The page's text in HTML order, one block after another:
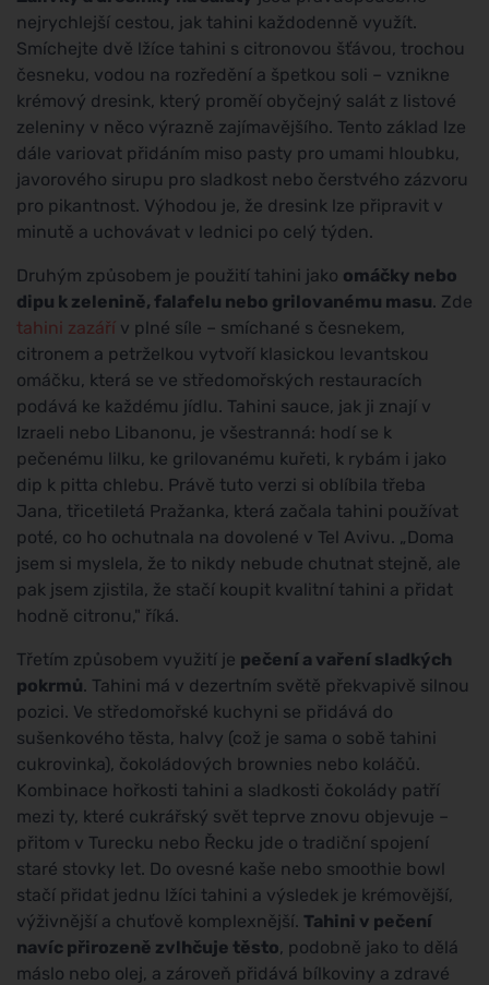
nejrychlejší cestou, jak tahini každodenně využít.
Smíchejte dvě lžíce tahini s citronovou šťávou, trochou
česneku, vodou na rozředění a špetkou soli – vznikne
krémový dresink, který proměí obyčejný salát z listové
zeleniny v něco výrazně zajímavějšího. Tento základ lze
dále variovat přidáním miso pasty pro umami hloubku,
javorového sirupu pro sladkost nebo čerstvého zázvoru
pro pikantnost. Výhodou je, že dresink lze připravit v
minutě a uchovávat v lednici po celý týden.
Druhým způsobem je použití tahini jako omáčky nebo
dipu k zelenině, falafelu nebo grilovanému masu. Zde
tahini zazáří v plné síle – smíchané s česnekem,
citronem a petrželkou vytvoří klasickou levantskou
omáčku, která se ve středomořských restauracích
podává ke každému jídlu. Tahini sauce, jak ji znají v
Izraeli nebo Libanonu, je všestranná: hodí se k
pečenému lilku, ke grilovanému kuřeti, k rybám i jako
dip k pitta chlebu. Právě tuto verzi si oblíbila třeba
Jana, třicetiletá Pražanka, která začala tahini používat
poté, co ho ochutnala na dovolené v Tel Avivu. „Doma
jsem si myslela, že to nikdy nebude chutnat stejně, ale
pak jsem zjistila, že stačí koupit kvalitní tahini a přidat
hodně citronu," říká.
Třetím způsobem využití je pečení a vaření sladkých
pokrmů. Tahini má v dezertním světě překvapivě silnou
pozici. Ve středomořské kuchyni se přidává do
sušenkového těsta, halvy (což je sama o sobě tahini
cukrovinka), čokoládových brownies nebo koláčů.
Kombinace hořkosti tahini a sladkosti čokolády patří
mezi ty, které cukrářský svět teprve znovu objevuje –
přitom v Turecku nebo Řecku jde o tradiční spojení
staré stovky let. Do ovesné kaše nebo smoothie bowl
stačí přidat jednu lžíci tahini a výsledek je krémovější,
výživnější a chuťově komplexnější. Tahini v pečení
navíc přirozeně zvlhčuje těsto, podobně jako to dělá
máslo nebo olej, a zároveň přidává bílkoviny a zdravé